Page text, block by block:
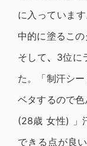
に入っていま
中的に塗るこ
そして、 3位に
た。「制汗シ
ベタするので色
(28歳 女性) 」
できる点が良